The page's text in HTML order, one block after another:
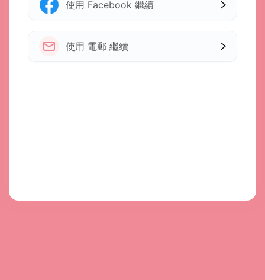
使用 Facebook 繼續
使用 電郵 繼續